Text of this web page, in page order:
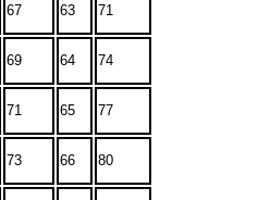
67 63 71
69 64 74
71 65 77
73 66 80